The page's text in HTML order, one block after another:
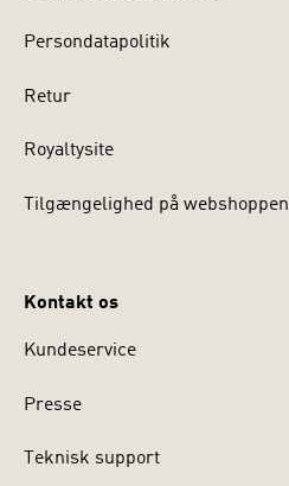
Persondatapolitik
Retur
Royaltysite
Tilgængelighed på webshoppen
Kontakt os
Kundeservice
Presse
Teknisk support